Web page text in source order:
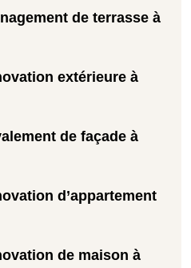
de terrasse à
extérieure à
de façade à
d’appartement
de maison à